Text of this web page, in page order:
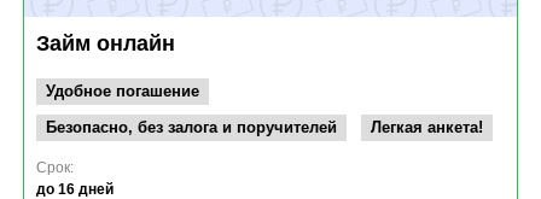
Займ онлайн
Удобное погашение
Безопасно, без залога и поручителей
Легкая анкета!
Срок:
до 16 дней